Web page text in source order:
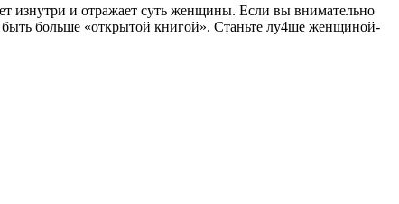
изнутри и отражает суть женщины. Если вы внимательно
больше «открытой книгой». Станьте лу4ше женщиной-